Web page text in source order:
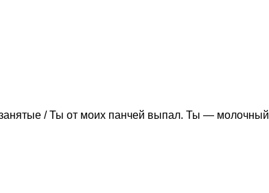
/ Ты от моих панчей выпал. Ты —